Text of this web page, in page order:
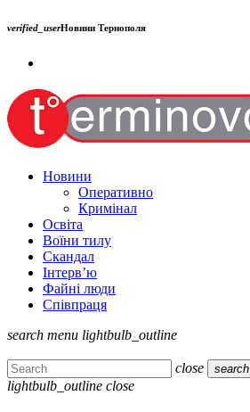
verified_userНовини Тернополя
Новини
Оперативно
Кримінал
Освіта
Воїни тилу
Скандал
Інтерв’ю
Файні люди
Співпраця
search menu lightbulb_outline
close search
lightbulb_outline close